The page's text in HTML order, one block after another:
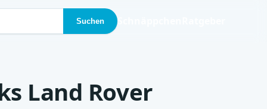
Suchen
Land Rover